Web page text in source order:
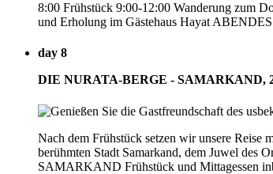
8:00 Frühstück 9:00-12:00 Wanderung zum
und Erholung im Gästehaus Hayat
day 8
DIE NURATA-BERGE - SAMARKAND,
Nach dem Frühstück setzen wir unsere Reise
berühmten Stadt Samarkand, dem Juwel
SAMARKAND Frühstück und Mittagessen